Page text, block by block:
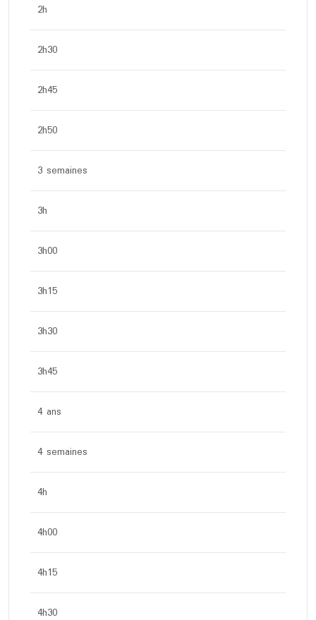
2h
2h30
2h45
2h50
3 semaines
3h
3h00
3h15
3h30
3h45
4 ans
4 semaines
4h
4h00
4h15
4h30